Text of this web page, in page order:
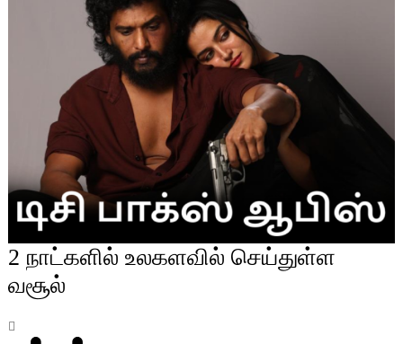
2 நாட்களில் உலகளவில் செய்துள்ள
வசூல்